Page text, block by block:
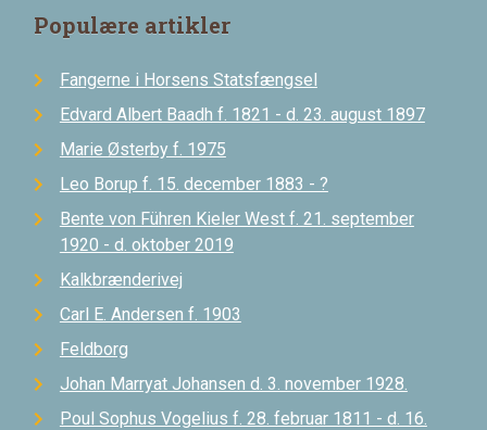
Populære artikler
Fangerne i Horsens Statsfængsel
Edvard Albert Baadh f. 1821 - d. 23. august 1897
Marie Østerby f. 1975
Leo Borup f. 15. december 1883 - ?
Bente von Führen Kieler West f. 21. september
1920 - d. oktober 2019
Kalkbrænderivej
Carl E. Andersen f. 1903
Feldborg
Johan Marryat Johansen d. 3. november 1928.
Poul Sophus Vogelius f. 28. februar 1811 - d. 16.